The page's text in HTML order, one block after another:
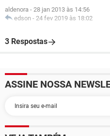
aldenora - 28 jan 2013 às 14:56
edson - 24 fev 2019 às 18:02
3 Respostas
ASSINE NOSSA